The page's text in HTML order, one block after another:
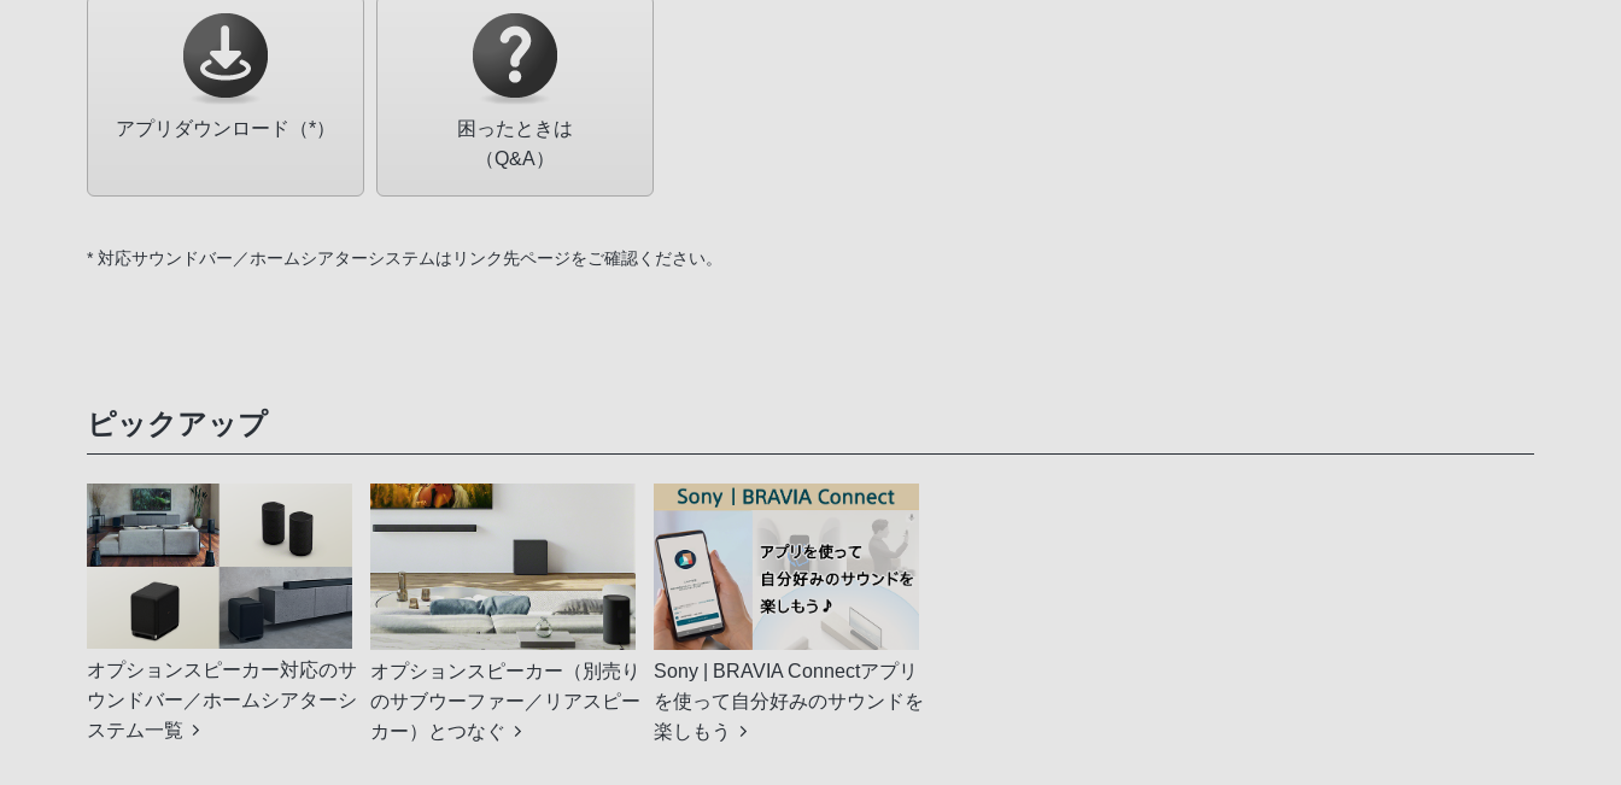
アプリダウンロード（*）
困ったときは
（Q&A）
* 対応サウンドバー／ホームシアターシステムはリンク先ページをご確認ください。
ピックアップ
オプションスピーカー対応のサ
ウンドバー／ホームシアターシ
ステム一覧
オプションスピーカー（別売り
のサブウーファー／リアスピー
カー）とつなぐ
Sony | BRAVIA Connectアプリ
を使って自分好みのサウンドを
楽しもう